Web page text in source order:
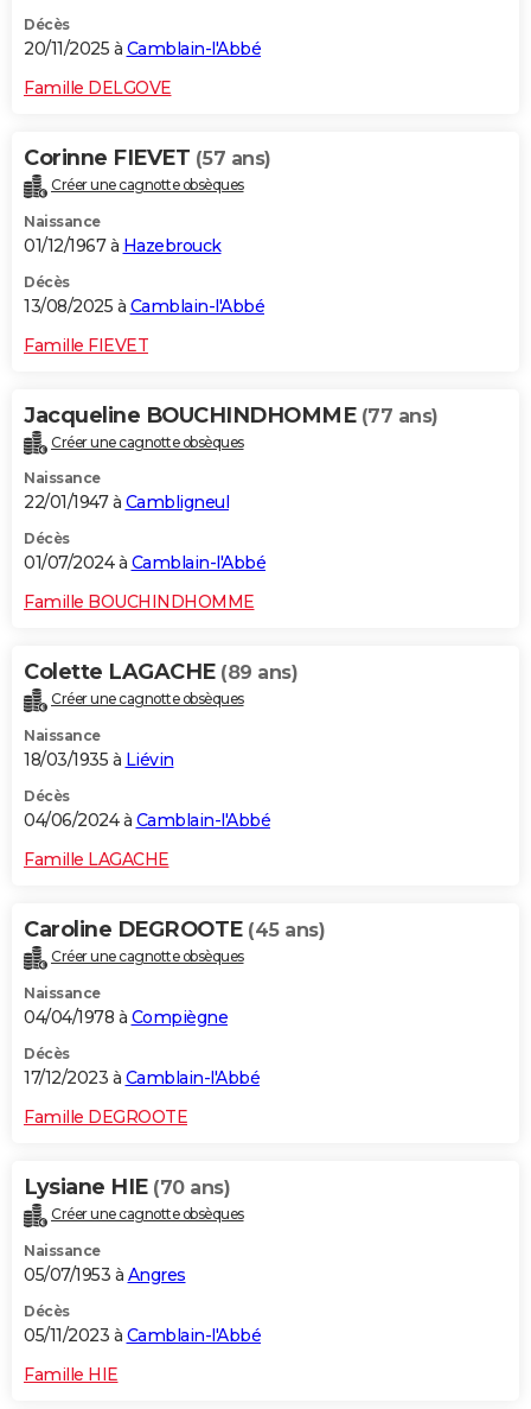
Décès
20/11/2025 à Camblain-l'Abbé
Famille DELGOVE
Corinne FIEVET (57 ans)
Créer une cagnotte obsèques
Naissance
01/12/1967 à Hazebrouck
Décès
13/08/2025 à Camblain-l'Abbé
Famille FIEVET
Jacqueline BOUCHINDHOMME (77 ans)
Créer une cagnotte obsèques
Naissance
22/01/1947 à Cambligneul
Décès
01/07/2024 à Camblain-l'Abbé
Famille BOUCHINDHOMME
Colette LAGACHE (89 ans)
Créer une cagnotte obsèques
Naissance
18/03/1935 à Liévin
Décès
04/06/2024 à Camblain-l'Abbé
Famille LAGACHE
Caroline DEGROOTE (45 ans)
Créer une cagnotte obsèques
Naissance
04/04/1978 à Compiègne
Décès
17/12/2023 à Camblain-l'Abbé
Famille DEGROOTE
Lysiane HIE (70 ans)
Créer une cagnotte obsèques
Naissance
05/07/1953 à Angres
Décès
05/11/2023 à Camblain-l'Abbé
Famille HIE